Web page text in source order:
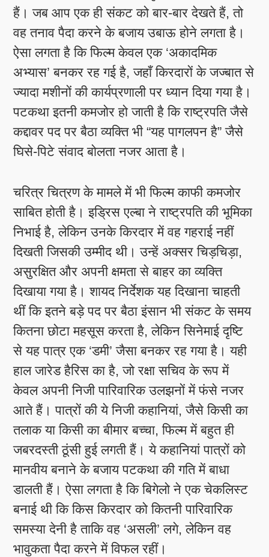
हैं। जब आप एक ही संकट को बार-बार देखते हैं, तो
वह तनाव पैदा करने के बजाय उबाऊ होने लगता है।
ऐसा लगता है कि फिल्म केवल एक ‘अकादमिक
अभ्यास’ बनकर रह गई है, जहाँ किरदारों के जज्बात से
ज्यादा मशीनों की कार्यप्रणाली पर ध्यान दिया गया है।
पटकथा इतनी कमजोर हो जाती है कि राष्ट्रपति जैसे
कद्दावर पद पर बैठा व्यक्ति भी “यह पागलपन है” जैसे
घिसे-पिटे संवाद बोलता नजर आता है।
चरित्र चित्रण के मामले में भी फिल्म काफी कमजोर
साबित होती है। इड्रिस एल्बा ने राष्ट्रपति की भूमिका
निभाई है, लेकिन उनके किरदार में वह गहराई नहीं
दिखती जिसकी उम्मीद थी। उन्हें अक्सर चिड़चिड़ा,
असुरक्षित और अपनी क्षमता से बाहर का व्यक्ति
दिखाया गया है। शायद निर्देशक यह दिखाना चाहती
थीं कि इतने बड़े पद पर बैठा इंसान भी संकट के समय
कितना छोटा महसूस करता है, लेकिन सिनेमाई दृष्टि
से यह पात्र एक ‘डमी’ जैसा बनकर रह गया है। यही
हाल जारेड हैरिस का है, जो रक्षा सचिव के रूप में
केवल अपनी निजी पारिवारिक उलझनों में फंसे नजर
आते हैं। पात्रों की ये निजी कहानियां, जैसे किसी का
तलाक या किसी का बीमार बच्चा, फिल्म में बहुत ही
जबरदस्ती ठूंसी हुई लगती हैं। ये कहानियां पात्रों को
मानवीय बनाने के बजाय पटकथा की गति में बाधा
डालती हैं। ऐसा लगता है कि बिगेलो ने एक चेकलिस्ट
बनाई थी कि किस किरदार को कितनी पारिवारिक
समस्या देनी है ताकि वह ‘असली’ लगे, लेकिन वह
भावुकता पैदा करने में विफल रहीं।